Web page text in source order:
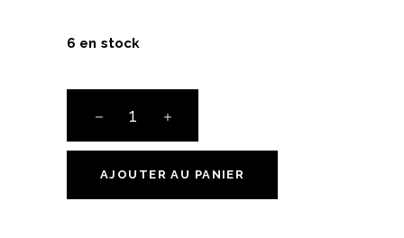
6 en stock
Sang
Bleu
quantitéAJOUTER AU PANIER